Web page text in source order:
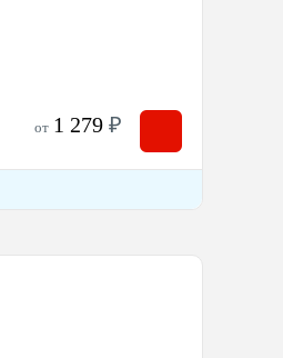
от 1 279 ₽